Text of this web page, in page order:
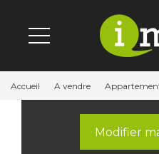
Accueil A vendre
Modifier